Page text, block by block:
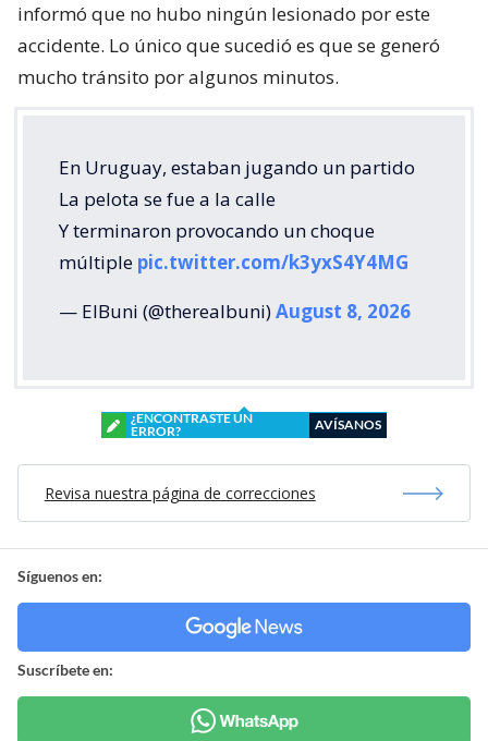
informó que no hubo ningún lesionado por este
accidente. Lo único que sucedió es que se generó
mucho tránsito por algunos minutos.
En Uruguay, estaban jugando un partido
La pelota se fue a la calle
Y terminaron provocando un choque
múltiple pic.twitter.com/k3yxS4Y4MG
— ElBuni (@therealbuni)August 8, 2026
¿ENCONTRASTE UN
ERROR?
AVÍSANOS
Revisa nuestra página de correcciones
Síguenos en:
Suscríbete en: